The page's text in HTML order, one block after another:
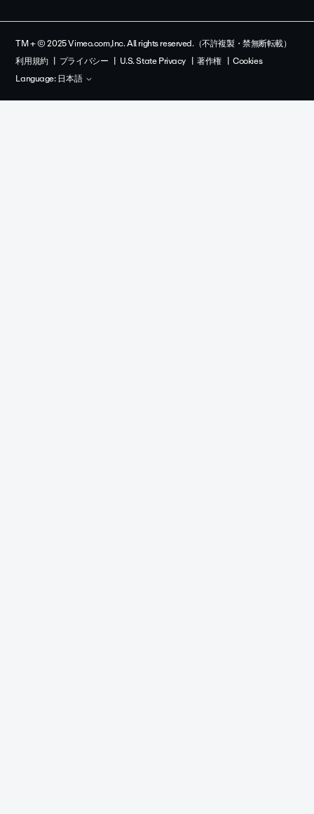
TM + © 2025 Vimeo.com,Inc. All rights reserved.（不許複製・禁無断転載）
利用規約
プライバシー U.S. State Privacy 著作権
Cookies
Language:日本語